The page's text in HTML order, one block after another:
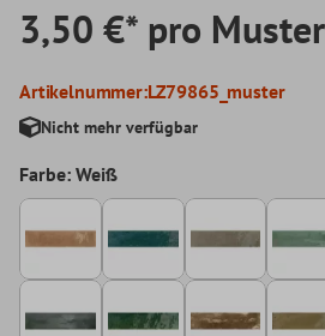
3,50 €* pro Muster
Artikelnummer:LZ79865_muster
Nicht mehr verfügbar
Farbe: Weiß